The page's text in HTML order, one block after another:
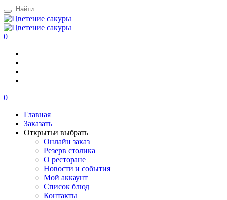
0
0
Главная
Заказать
Открытьи выбрать
Онлайн заказ
Резерв столика
О ресторане
Новости и события
Мой аккаунт
Список блюд
Контакты